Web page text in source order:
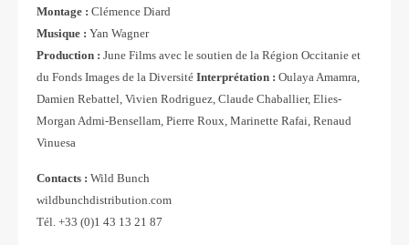
Montage : Clémence Diard
Musique : Yan Wagner
Production : June Films avec le soutien de la Région Occitanie et
du Fonds Images de la Diversité Interprétation : Oulaya Amamra,
Damien Rebattel, Vivien Rodriguez, Claude Chaballier, Elies-
Morgan Admi-Bensellam, Pierre Roux, Marinette Rafai, Renaud
Vinuesa
Contacts : Wild Bunch
wildbunchdistribution.com
Tél. +33 (0)1 43 13 21 87